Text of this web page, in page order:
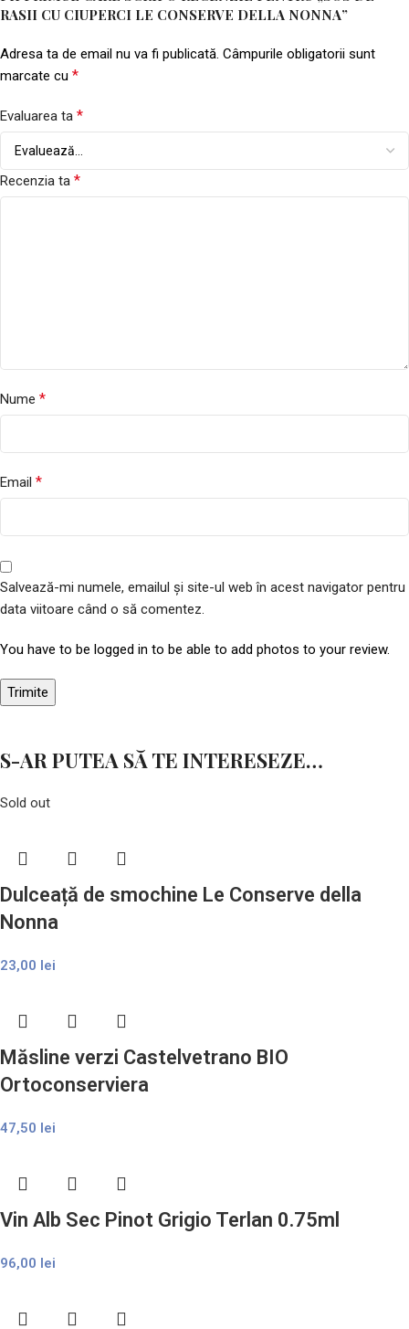
RASII CU CIUPERCI LE CONSERVE DELLA NONNA”
Adresa ta de email nu va fi publicată. Câmpurile obligatorii sunt
marcate cu *
Evaluarea ta *
Recenzia ta *
Nume *
Email *
Salvează-mi numele, emailul și site-ul web în acest navigator pentru
data viitoare când o să comentez.
You have to be logged in to be able to add photos to your review.
S-AR PUTEA SĂ TE INTERESEZE…
Sold out
Dulceață de smochine Le Conserve della
Nonna
23,00 lei
Măsline verzi Castelvetrano BIO
Ortoconserviera
47,50 lei
Vin Alb Sec Pinot Grigio Terlan 0.75ml
96,00 lei